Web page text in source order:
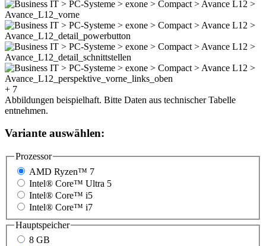
+ 7
Abbildungen beispielhaft. Bitte Daten aus technischer Tabelle
entnehmen.
Variante auswählen:
Prozessor
AMD Ryzen™ 7
Intel® Core™ Ultra 5
Intel® Core™ i5
Intel® Core™ i7
Hauptspeicher
8 GB